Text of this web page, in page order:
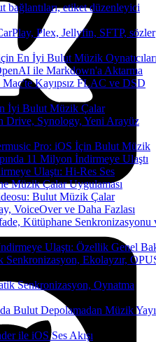
bağlantıları, etiket düzenleyici
Plex, Jellyfin, SFTP, sözler
En İyi Bulut Müzik
ile Markdown'a Aktarma
Kayıpsız FLAC ve DSD
İyi Bulut Müzik Çalar
Drive, Synology, Yeni Arayüz
Pro: iOS İçin Bulut Müzik
11 Milyon İndirmeye Ulaştı
Ulaştı: Hi-Res Ses
Müzik Çalar Uygulaması
Bulut Müzik Çalar
VoiceOver ve Daha Fazlası
Kütüphane Senkronizasyonu
Ulaştı: Özellik Genel
Senkronizasyon, Ekolayzır,
Senkronizasyon, Oynatma
Bulut Depolamadan Müzik
ile iOS Ses Akışı